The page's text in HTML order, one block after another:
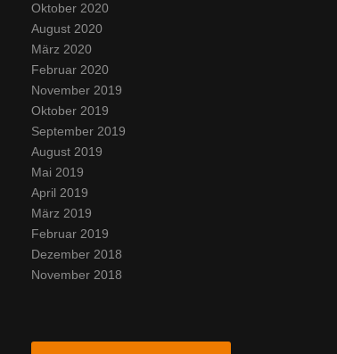
Oktober 2020
August 2020
März 2020
Februar 2020
November 2019
Oktober 2019
September 2019
August 2019
Mai 2019
April 2019
März 2019
Februar 2019
Dezember 2018
November 2018